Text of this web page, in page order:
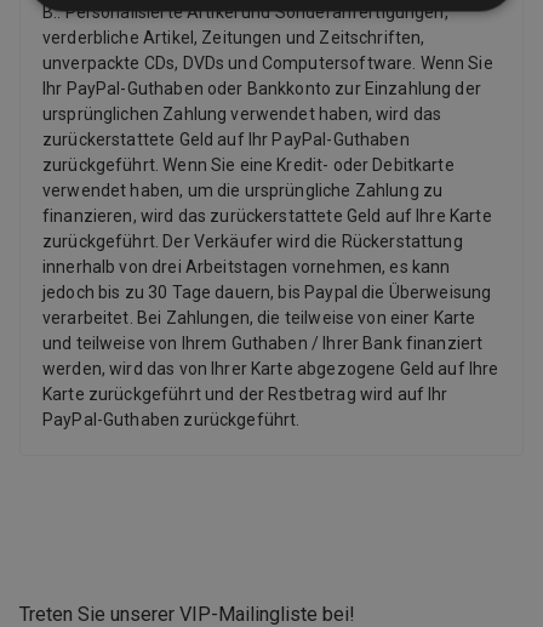
B.: Personalisierte Artikel und Sonderanfertigungen,
verderbliche Artikel, Zeitungen und Zeitschriften,
unverpackte CDs, DVDs und Computersoftware. Wenn Sie
Ihr PayPal-Guthaben oder Bankkonto zur Einzahlung der
ursprünglichen Zahlung verwendet haben, wird das
zurückerstattete Geld auf Ihr PayPal-Guthaben
zurückgeführt. Wenn Sie eine Kredit- oder Debitkarte
verwendet haben, um die ursprüngliche Zahlung zu
finanzieren, wird das zurückerstattete Geld auf Ihre Karte
zurückgeführt. Der Verkäufer wird die Rückerstattung
innerhalb von drei Arbeitstagen vornehmen, es kann
jedoch bis zu 30 Tage dauern, bis Paypal die Überweisung
verarbeitet. Bei Zahlungen, die teilweise von einer Karte
und teilweise von Ihrem Guthaben / Ihrer Bank finanziert
werden, wird das von Ihrer Karte abgezogene Geld auf Ihre
Karte zurückgeführt und der Restbetrag wird auf Ihr
PayPal-Guthaben zurückgeführt.
Treten Sie unserer VIP-Mailingliste bei!